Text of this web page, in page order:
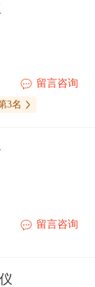
留言咨询
3名
留言咨询